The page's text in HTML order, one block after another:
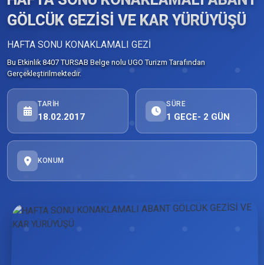
GÖLCÜK GEZİSİ VE KAR YÜRÜYÜŞÜ
HAFTA SONU KONAKLAMALI GEZİ
Bu Etkinlik 8407 TURSAB Belge nolu UGO Turizm Tarafından
Gerçekleştirilmektedir.
TARIH
18.02.2017
SÜRE
1 GECE- 2 GÜN
KONUM